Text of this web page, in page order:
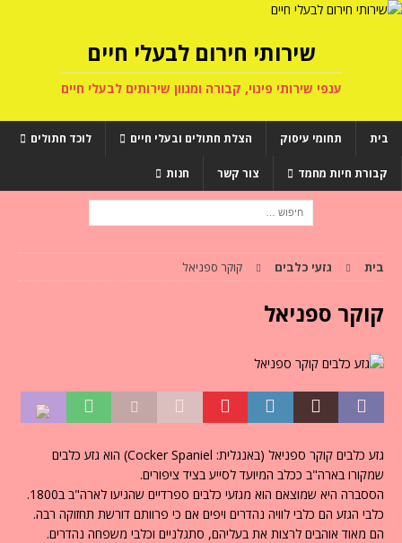
שירותי חירום לבעלי חיים
ענפי שירותי פינוי, קבורה ומגוון שירותים לבעלי חיים
בית תחומי עיסוק הצלת חתולים ובעלי חיים לוכד חתולים
קבורת חיות מחמד צור קשר חנות
בית גזעי כלבים קוקר ספניאל
קוקר ספניאל
גזע כלבים קוקר ספניאל (באנגלית: Cocker Spaniel) הוא גזע כלבים
שמקורו בארה"ב ככלב המיועד לסייע בציד ציפורים.
הססברה היא שמוצאם הוא מגזעי כלבים ספרדיים שהגיעו לארה"ב ב1800.
כלבי הגזע הם כלבי לוויה נהדרים ויפים אם כי פרוותם דורשת תחזוקה רבה.
הם מאוד אוהבים לרצות את בעליהם, סתגלניים וכלבי משפחה נהדרים.